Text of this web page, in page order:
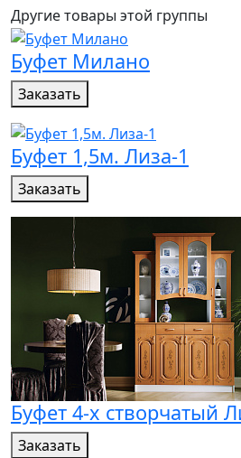
Другие товары этой группы
Буфет Милано
Заказать
Буфет 1,5м. Лиза-1
Заказать
Буфет 4-х створчатый
Заказать